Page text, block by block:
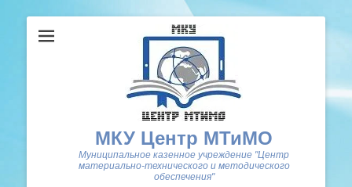
МКУ Центр МТиМО
Муниципальное казенное учреждение "Центр
материально-технического и методического
обеспечения"